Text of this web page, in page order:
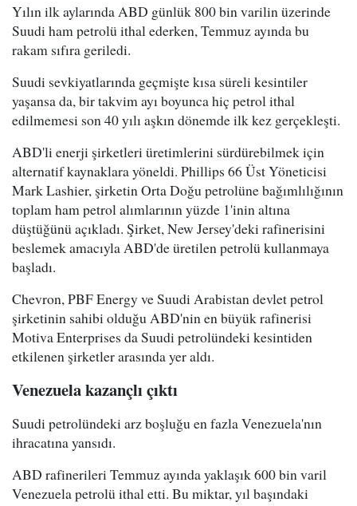
Yılın ilk aylarında ABD günlük 800 bin varilin üzerinde
Suudi ham petrolü ithal ederken, Temmuz ayında bu
rakam sıfıra geriledi.
Suudi sevkiyatlarında geçmişte kısa süreli kesintiler
yaşansa da, bir takvim ayı boyunca hiç petrol ithal
edilmemesi son 40 yılı aşkın dönemde ilk kez gerçekleşti.
ABD'li enerji şirketleri üretimlerini sürdürebilmek için
alternatif kaynaklara yöneldi. Phillips 66 Üst Yöneticisi
Mark Lashier, şirketin Orta Doğu petrolüne bağımlılığının
toplam ham petrol alımlarının yüzde 1'inin altına
düştüğünü açıkladı. Şirket, New Jersey'deki rafinerisini
beslemek amacıyla ABD'de üretilen petrolü kullanmaya
başladı.
Chevron, PBF Energy ve Suudi Arabistan devlet petrol
şirketinin sahibi olduğu ABD'nin en büyük rafinerisi
Motiva Enterprises da Suudi petrolündeki kesintiden
etkilenen şirketler arasında yer aldı.
Venezuela kazançlı çıktı
Suudi petrolündeki arz boşluğu en fazla Venezuela'nın
ihracatına yansıdı.
ABD rafinerileri Temmuz ayında yaklaşık 600 bin varil
Venezuela petrolü ithal etti. Bu miktar, yıl başındaki